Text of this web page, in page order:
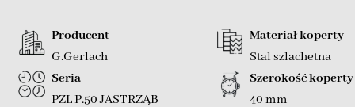
Producent
G.Gerlach
Seria
PZL P.50 JASTRZĄB
Materiał koperty
Stal szlachetna
Szerokość koperty
40 mm